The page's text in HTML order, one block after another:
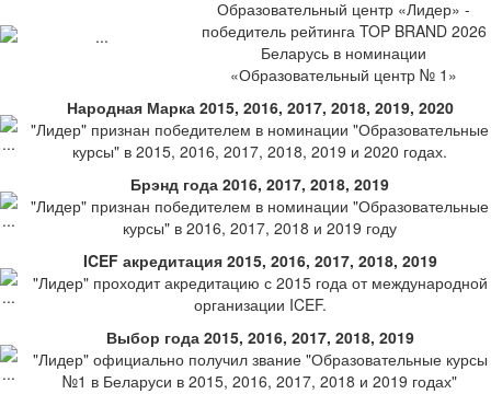
Образовательный центр «Лидер» -
победитель рейтинга TOP BRAND 2026
Беларусь в номинации
«Образовательный центр № 1»
Народная Марка 2015, 2016, 2017, 2018, 2019, 2020
"Лидер" признан победителем в номинации "Образовательные
курсы" в 2015, 2016, 2017, 2018, 2019 и 2020 годах.
Брэнд года 2016, 2017, 2018, 2019
"Лидер" признан победителем в номинации "Образовательные
курсы" в 2016, 2017, 2018 и 2019 году
ICEF акредитация 2015, 2016, 2017, 2018, 2019
"Лидер" проходит акредитацию с 2015 года от международной
организации ICEF.
Выбор года 2015, 2016, 2017, 2018, 2019
"Лидер" официально получил звание "Образовательные курсы
№1 в Беларуси в 2015, 2016, 2017, 2018 и 2019 годах"